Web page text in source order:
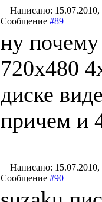
Написано: 15.07.2010,
Сообщение #89
ну
720x480
диске
причем и
Написано: 15.07.2010,
Сообщение #90